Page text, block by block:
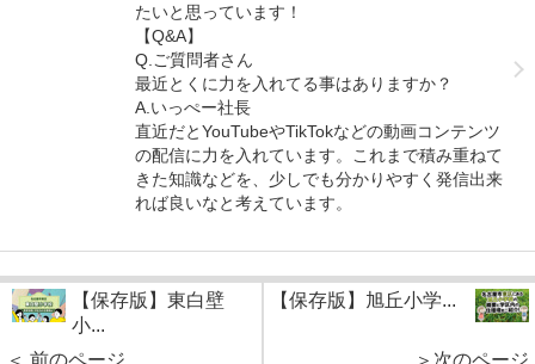
たいと思っています！
【Q&A】
Q.ご質問者さん
最近とくに力を入れてる事はありますか？
A.いっぺー社長
直近だとYouTubeやTikTokなどの動画コンテンツ
の配信に力を入れています。これまで積み重ねて
きた知識などを、少しでも分かりやすく発信出来
れば良いなと考えています。
【保存版】東白壁
小...
【保存版】旭丘小学...